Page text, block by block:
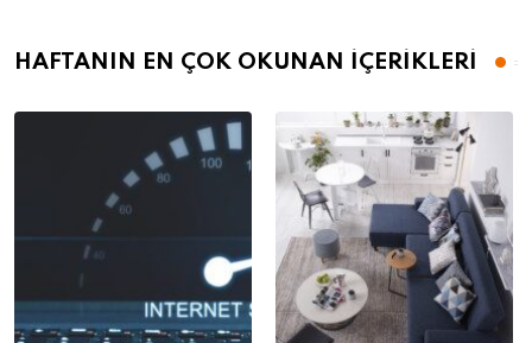
HAFTANIN EN ÇOK OKUNAN İÇERİKLERİ